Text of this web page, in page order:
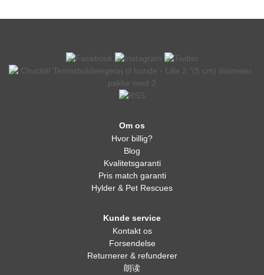
Om os
Hvor billig?
Blog
Kvalitetsgaranti
Pris match garanti
Hylder & Pet Rescues
Kunde service
Kontakt os
Forsendelse
Returnerer & refunderer
朗读